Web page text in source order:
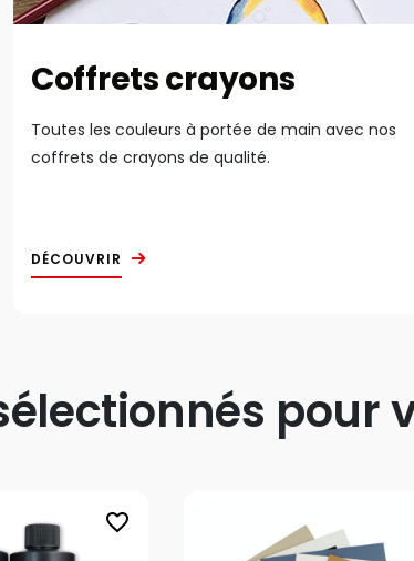
Coffrets crayons
Toutes les couleurs à portée de main avec nos
coffrets de crayons de qualité.
DÉCOUVRIR
pour
favorite_border